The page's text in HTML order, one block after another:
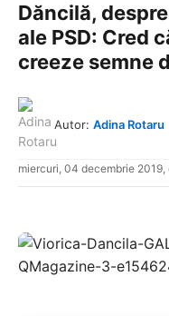
Dăncilă,
ale PSD: Cred
creeze semne
Autor: Adina Rotaru
miercuri, 04 decembrie 2019,